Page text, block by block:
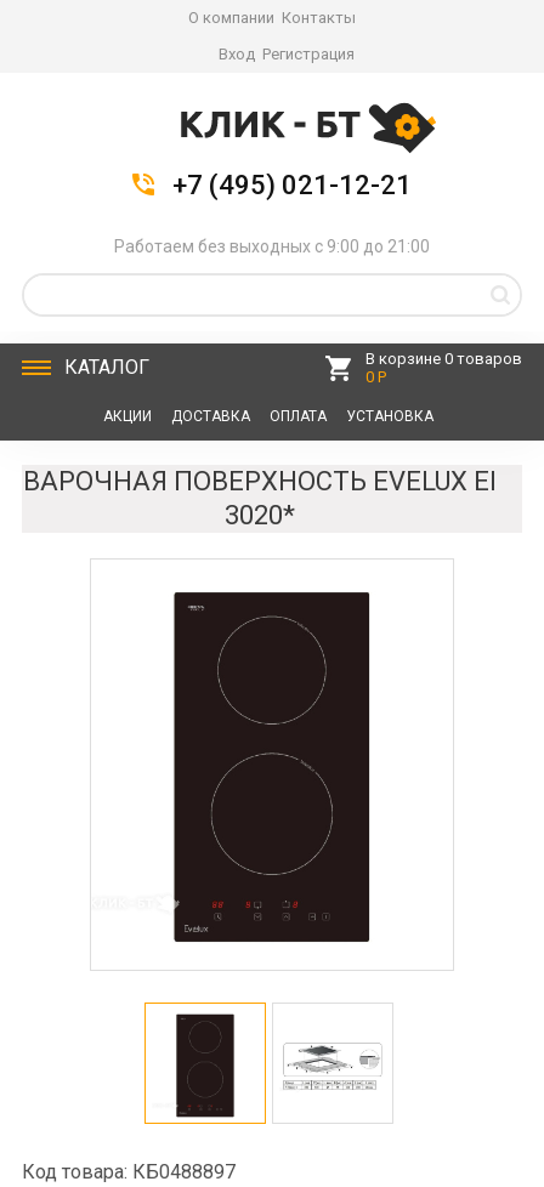
О компании Контакты
Вход Регистрация
+7 (495) 021-12-21
Работаем без выходных с 9:00 до 21:00
КАТАЛОГ
В корзине 0 товаров
0 Р
АКЦИИ ДОСТАВКА ОПЛАТА УСТАНОВКА
ВАРОЧНАЯ ПОВЕРХНОСТЬ EVELUX EI
3020*
Код товара: КБ0488897